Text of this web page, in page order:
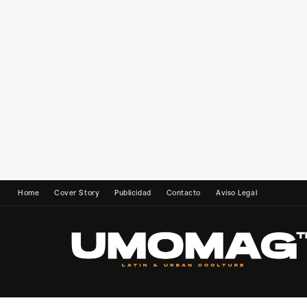
Home Cover Story Publicidad Contacto Aviso Legal